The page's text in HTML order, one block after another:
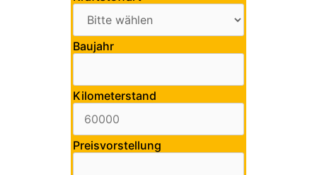
Baujahr
Kilometerstand
Preisvorstellung